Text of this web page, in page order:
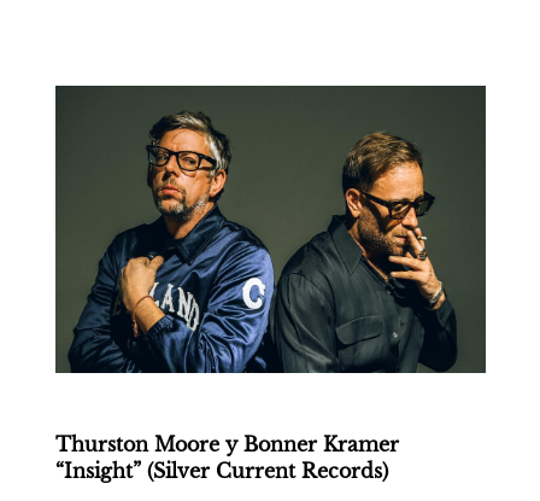
Thurston Moore y Bonner Kramer
“Insight” (Silver Current Records)